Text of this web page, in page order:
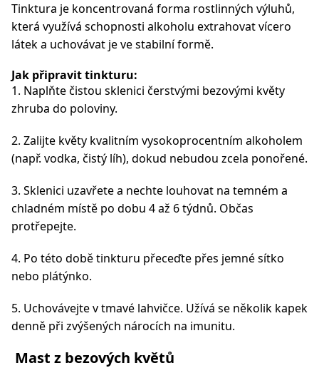
Tinktura je koncentrovaná forma rostlinných výluhů,
která využívá schopnosti alkoholu extrahovat vícero
látek a uchovávat je ve stabilní formě.
Jak připravit tinkturu:
1. Naplňte čistou sklenici čerstvými bezovými květy
zhruba do poloviny.
2. Zalijte květy kvalitním vysokoprocentním alkoholem
(např. vodka, čistý líh), dokud nebudou zcela ponořené.
3. Sklenici uzavřete a nechte louhovat na temném a
chladném místě po dobu 4 až 6 týdnů. Občas
protřepejte.
4. Po této době tinkturu přeceďte přes jemné sítko
nebo plátýnko.
5. Uchovávejte v tmavé lahvičce. Užívá se několik kapek
denně při zvýšených nárocích na imunitu.
Mast z bezových květů